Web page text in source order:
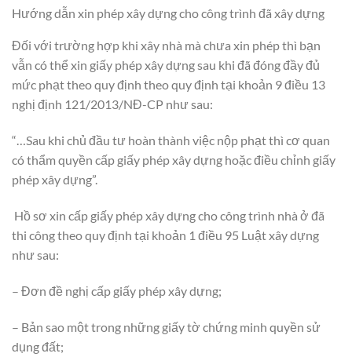
Hướng dẫn xin phép xây dựng cho công trình đã xây dựng
Đối với trường hợp khi xây nhà mà chưa xin phép thì bạn
vẫn có thể xin giấy phép xây dựng sau khi đã đóng đầy đủ
mức phạt theo quy định theo quy định tại khoản 9 điều 13
nghị định 121/2013/NĐ-CP như sau:
“…Sau khi chủ đầu tư hoàn thành việc nộp phạt thì cơ quan
có thẩm quyền cấp giấy phép xây dựng hoặc điều chỉnh giấy
phép xây dựng”.
Hồ sơ xin cấp giấy phép xây dựng cho công trình nhà ở đã
thi công theo quy định tại khoản 1 điều 95 Luật xây dựng
như sau:
– Đơn đề nghị cấp giấy phép xây dựng;
– Bản sao một trong những giấy tờ chứng minh quyền sử
dụng đất;